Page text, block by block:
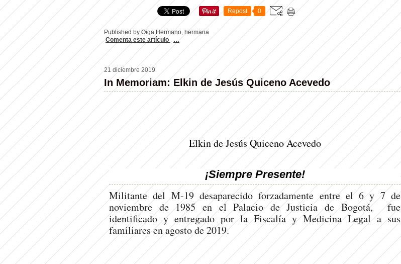
Repost 0
Published by Oiga Hermano, hermana
Comenta este artículo
…
21 diciembre 2019
In Memoriam: Elkin de Jesús Quiceno Acevedo
Elkin de Jesús Quiceno Acevedo
¡Siempre Presente!
Militante del M-19 desaparecido forzadamente entre el 6 y 7 de
noviembre de 1985 en el Palacio de Justicia de Bogotá, fue
identificado y entregado por la Fiscalía y Medicina Legal a sus
familiares en agosto de 2019.